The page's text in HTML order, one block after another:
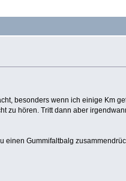
besonders wenn ich einige Km
zu hören. Tritt dann aber
einen Gummifaltbalg